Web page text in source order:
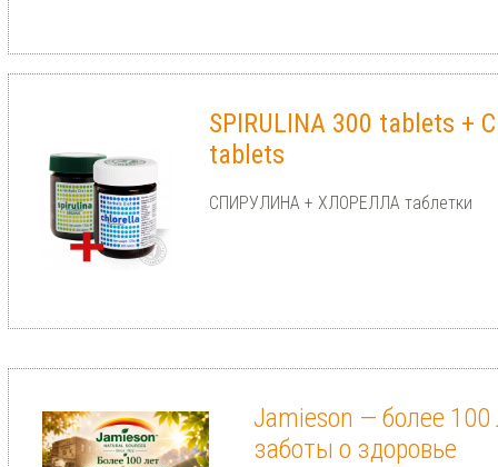
SPIRULINA 300 tablets +
tablets
СПИРУЛИНА + ХЛОРЕЛЛА таблетки
Jamieson — более 100
заботы о здоровье